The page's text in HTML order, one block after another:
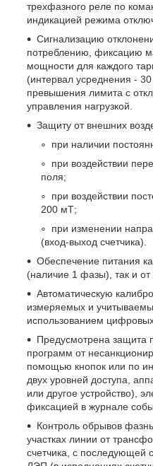
трехфазного реле по
индикацией режима
Сигнализацию
потреблению, фиксацию
мощности для каждого
(интервал усреднения -
превышения лимита с
управления нагрузкой.
Защиту от внешних
при наличии
при воздействии
поля;
при воздействии
200 мТ;
при изменении
(вход-выход счетчика).
Обеспечение питания
(наличие 1 фазы), так и
Автоматическую
измеряемых и
использованием
Предусмотрена защита
программ от
помощью кнопок или по
двух уровней доступа,
или другое устройство),
фиксацией в журнале
Контроль обрывов
участках линии от
счетчика, с последующей